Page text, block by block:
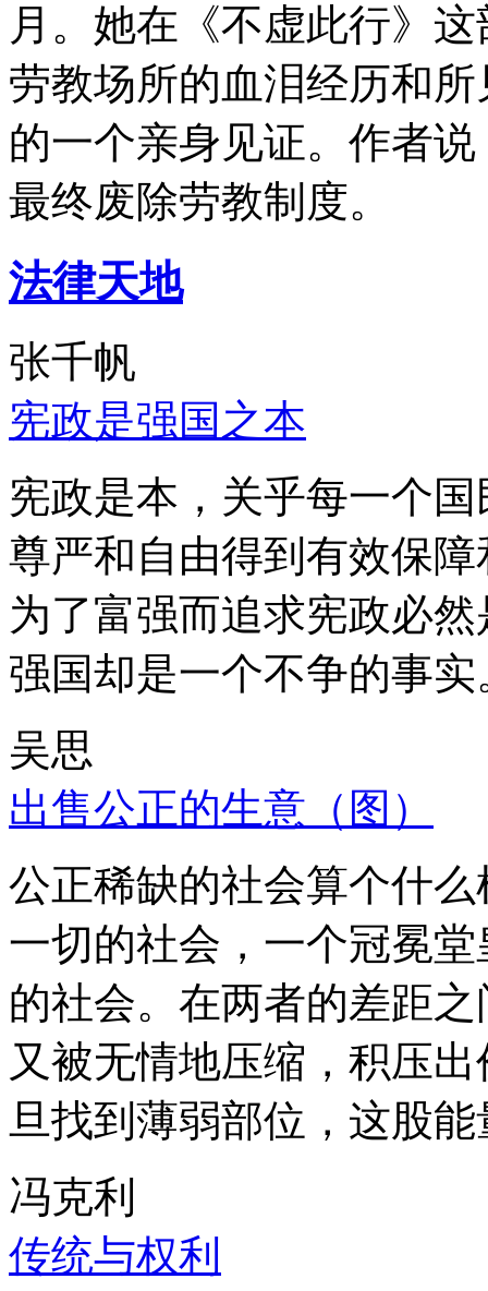
月。她在《不虚此行》
劳教场所的血泪经历和
的一个亲身见证。作者
最终废除劳教制度。
法律天地
张千帆
宪政是强国之本
宪政是本，关乎每一个
尊严和自由得到有效保
为了富强而追求宪政必
强国却是一个不争的事实
吴思
出售公正的生意（图）
公正稀缺的社会算个什
一切的社会，一个冠冕
的社会。在两者的差距
又被无情地压缩，积压
旦找到薄弱部位，这股
冯克利
传统与权利